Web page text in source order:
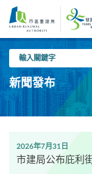
要
入
關
鍵
新聞發布
2026年7月31日
市建局公布庇利